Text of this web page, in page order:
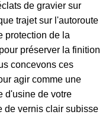
de gravier sur
trajet sur l'autoroute
protection de la
préserver la finition
concevons ces
agir comme une
d'usine de votre
de vernis clair subisse